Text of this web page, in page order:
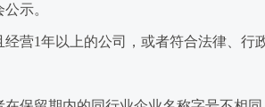
示。
1年以上的公司，或者符合法律、行